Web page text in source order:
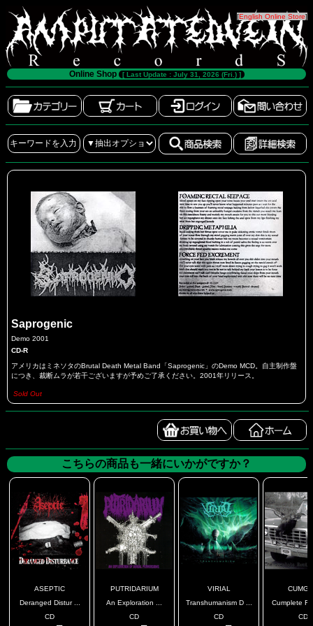
[English Online Store]
Online Shop [ Last Update : July 31, 2026 (Fri.) ]
Saprogenic
Demo 2001
CD-R
アメリカはミネソタのBrutal Death Metal Band「Saprogenic」のDemo MCD。自主制作盤
につき、裁断ムラが若干ございますが予めご了承ください。2001年リリース。
Sold Out
こちらの商品も一緒にいかがですか？
ASEPTIC
Deranged Distur ...
CD
PUTRIDARIUM
An Exploration ...
CD
VIRIAL
Transhumanism D ...
CD
Cumplete
CD